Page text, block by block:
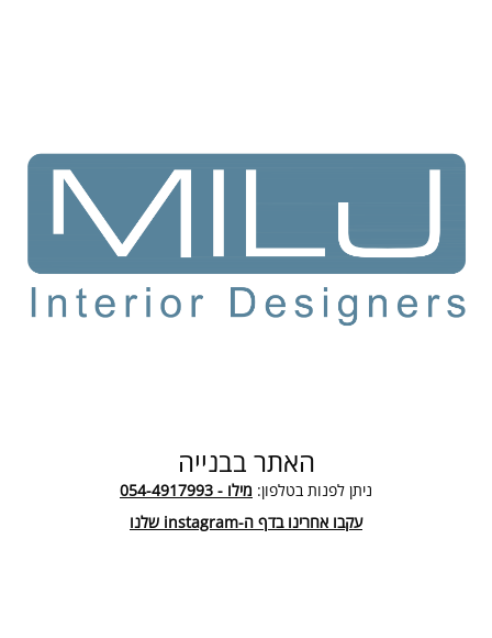
האתר בבנייה
ניתן לפנות בטלפון: מילו - 054-4917993
עקבו אחרינו בדף ה-instagram שלנו